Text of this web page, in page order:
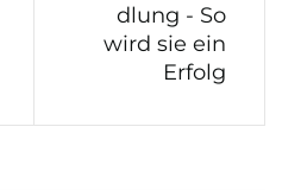
dlung - So
wird sie ein
Erfolg